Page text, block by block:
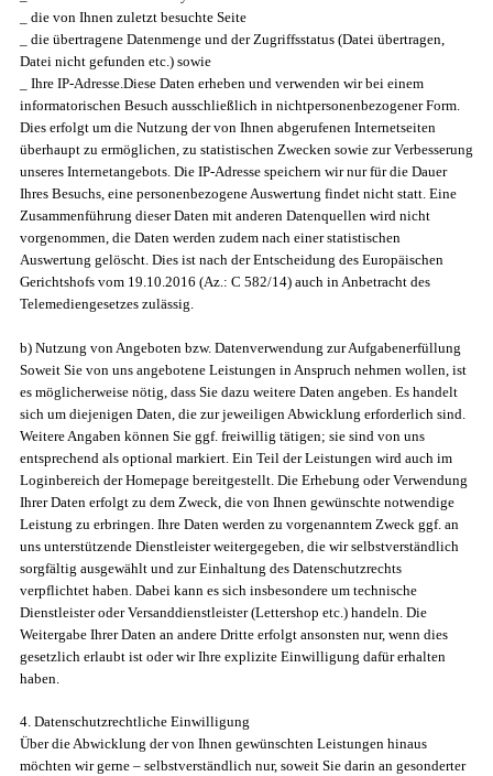
_ die von Ihnen zuletzt besuchte Seite
_ die übertragene Datenmenge und der Zugriffsstatus (Datei übertragen,
Datei nicht gefunden etc.) sowie
_ Ihre IP-Adresse.Diese Daten erheben und verwenden wir bei einem
informatorischen Besuch ausschließlich in nichtpersonenbezogener Form.
Dies erfolgt um die Nutzung der von Ihnen abgerufenen Internetseiten
überhaupt zu ermöglichen, zu statistischen Zwecken sowie zur Verbesserung
unseres Internetangebots. Die IP-Adresse speichern wir nur für die Dauer
Ihres Besuchs, eine personenbezogene Auswertung findet nicht statt. Eine
Zusammenführung dieser Daten mit anderen Datenquellen wird nicht
vorgenommen, die Daten werden zudem nach einer statistischen
Auswertung gelöscht. Dies ist nach der Entscheidung des Europäischen
Gerichtshofs vom 19.10.2016 (Az.: C 582/14) auch in Anbetracht des
Telemediengesetzes zulässig.
b) Nutzung von Angeboten bzw. Datenverwendung zur Aufgabenerfüllung
Soweit Sie von uns angebotene Leistungen in Anspruch nehmen wollen, ist
es möglicherweise nötig, dass Sie dazu weitere Daten angeben. Es handelt
sich um diejenigen Daten, die zur jeweiligen Abwicklung erforderlich sind.
Weitere Angaben können Sie ggf. freiwillig tätigen; sie sind von uns
entsprechend als optional markiert. Ein Teil der Leistungen wird auch im
Loginbereich der Homepage bereitgestellt. Die Erhebung oder Verwendung
Ihrer Daten erfolgt zu dem Zweck, die von Ihnen gewünschte notwendige
Leistung zu erbringen. Ihre Daten werden zu vorgenanntem Zweck ggf. an
uns unterstützende Dienstleister weitergegeben, die wir selbstverständlich
sorgfältig ausgewählt und zur Einhaltung des Datenschutzrechts
verpflichtet haben. Dabei kann es sich insbesondere um technische
Dienstleister oder Versanddienstleister (Lettershop etc.) handeln. Die
Weitergabe Ihrer Daten an andere Dritte erfolgt ansonsten nur, wenn dies
gesetzlich erlaubt ist oder wir Ihre explizite Einwilligung dafür erhalten
haben.
4. Datenschutzrechtliche Einwilligung
Über die Abwicklung der von Ihnen gewünschten Leistungen hinaus
möchten wir gerne – selbstverständlich nur, soweit Sie darin an gesonderter